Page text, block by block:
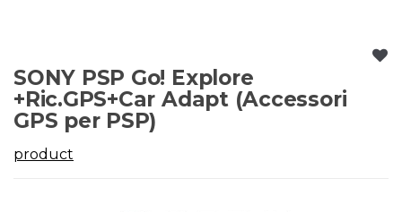
SONY PSP Go! Explore
+Ric.GPS+Car Adapt (Accessori
GPS per PSP)
product